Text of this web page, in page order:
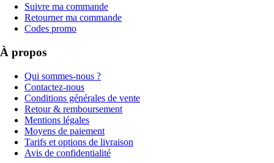
Suivre ma commande
Retourner ma commande
Codes promo
À propos
Qui sommes-nous ?
Contactez-nous
Conditions générales de vente
Retour & remboursement
Mentions légales
Moyens de paiement
Tarifs et options de livraison
Avis de confidentialité